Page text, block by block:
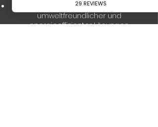
Umweltfreundlich:Einsatz
umweltfreundlicher und
energieeffizienter Lösungen.